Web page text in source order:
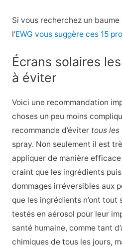
Si vous recherchez un baume
l’EWG vous suggère ces 15
Écrans solaires
à éviter
Voici une recommandation
choses un peu moins
recommande d’éviter tous les
spray. Non seulement il est
appliquer de manière
craint que les ingrédients
dommages irréversibles aux
que les ingrédients n’ont tout
testés en aérosol pour leur
santé humaine, comme tant
chimiques de tous les jours,